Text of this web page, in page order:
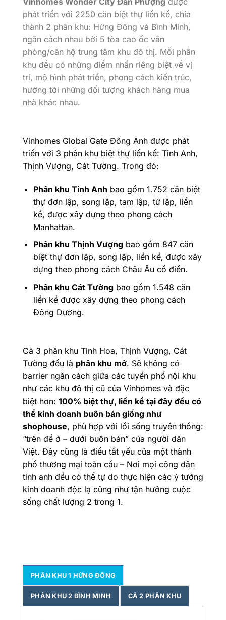
phát triển với 2250 căn biệt thự liền kề, chia
thành 2 phân khu: Hừng Đông và Bình Minh,
ngăn cách nhau bởi 5 tòa cao ốc văn
phòng/căn hộ trung tâm khu đô thị. Mỗi phân
khu đều có những điểm nhấn riêng biệt về vị
trí, mô hình phát triển, phong cách kiến trúc,
hướng tới những đối tượng khách hàng mua
nhà khác nhau.
Vinhomes Global Gate Đông Anh được phát
triển với 3 phân khu biệt thự liền kề: Tinh Anh,
Thịnh Vượng, Cát Tường. Trong đó:
Phân khu Tinh Anh bao gồm 1.752 căn biệt
thự đơn lập, song lập, tam lập, tứ lập, liền
kề, được xây dựng theo phong cách
Manhattan.
Phân khu Thịnh Vượngbao gồm 847 căn
biệt thự đơn lập, song lập, liền kề, được xây
dựng theo phong cách Châu Âu cổ điển.
Phân khu Cát Tườngbao gồm 1.548 căn
liền kề được xây dựng theo phong cách
Đông Dương.
Cả 3 phân khu Tinh Hoa, Thịnh Vượng, Cát
Tường đều là phân khu mở. Sẽ không có
barrier ngăn cách giữa các tuyến phố nội khu
như các khu đô thị cũ của Vinhomes và đặc
biệt hơn: 100% biệt thự, liền kề tại đây đều có
thể kinh doanh buôn bán giống như
shophouse, phù hợp với lối sống truyền thống:
“trên để ở – dưới buôn bán” của người dân
Việt. Đây cũng là điều tất yếu của một thành
phố thương mại toàn cầu – Nơi mọi công dân
tinh anh đều có thể tự do thực hiện các ý tưởng
kinh doanh độc lạ cũng như tận hưởng cuộc
sống chất lượng 2 trong 1.
PHÂN KHU 1 HỪNG ĐÔNG
PHÂN KHU 2 BÌNH MINH CẢ 2 PHÂN KHU